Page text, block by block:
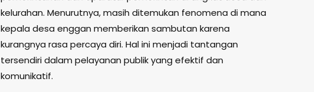
kelurahan. Menurutnya, masih ditemukan fenomena di mana
kepala desa enggan memberikan sambutan karena
kurangnya rasa percaya diri. Hal ini menjadi tantangan
tersendiri dalam pelayanan publik yang efektif dan
komunikatif.